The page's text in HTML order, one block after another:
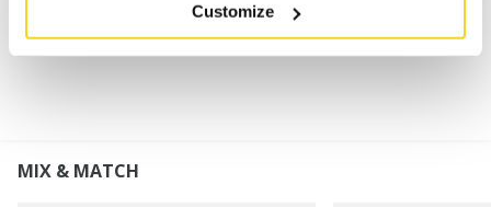
Customize
MATERIAAL EN DETAILS
MIX & MATCH